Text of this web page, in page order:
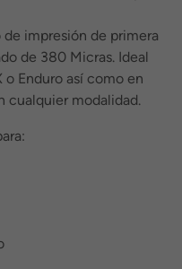
impresión de primera
de 380 Micras. Ideal
o Enduro así como en
cualquier modalidad.